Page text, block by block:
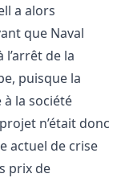
a alors
que Naval
de la
puisque la
à la société
n’était donc
actuel de crise
prix de